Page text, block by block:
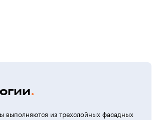
выполняются из трехслойных фасадных